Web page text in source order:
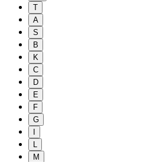
T
A
S
B
K
C
D
E
F
G
M